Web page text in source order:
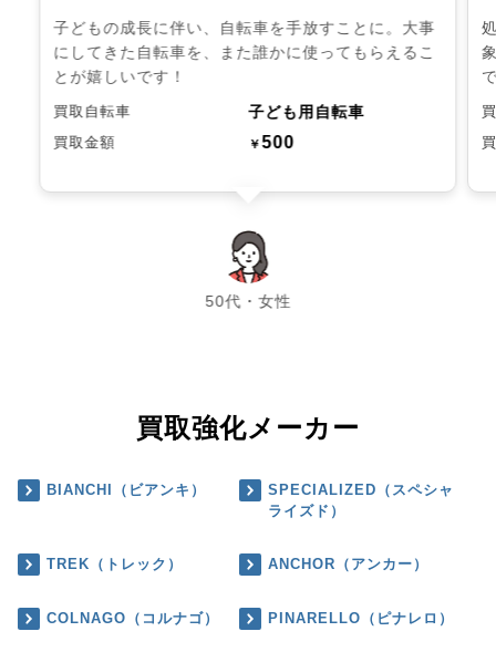
子どもの成長に伴い、自転車を手放すことに。大事
にしてきた自転車を、また誰かに使ってもらえるこ
とが嬉しいです！
買取自転車 子ども用自転車
買取金額 ￥500
50代・女性
chevron_left chevron_right
買取強化メーカー
BIANCHI（ビアンキ）
SPECIALIZED（スペシャ
ライズド）
TREK（トレック） ANCHOR（アンカー）
COLNAGO（コルナゴ） PINARELLO（ピナレロ）